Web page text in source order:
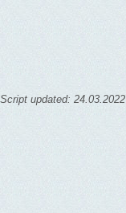
Script updated: 24.03.2022